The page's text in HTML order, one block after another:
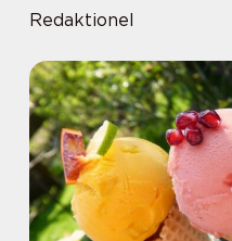
Redaktionel